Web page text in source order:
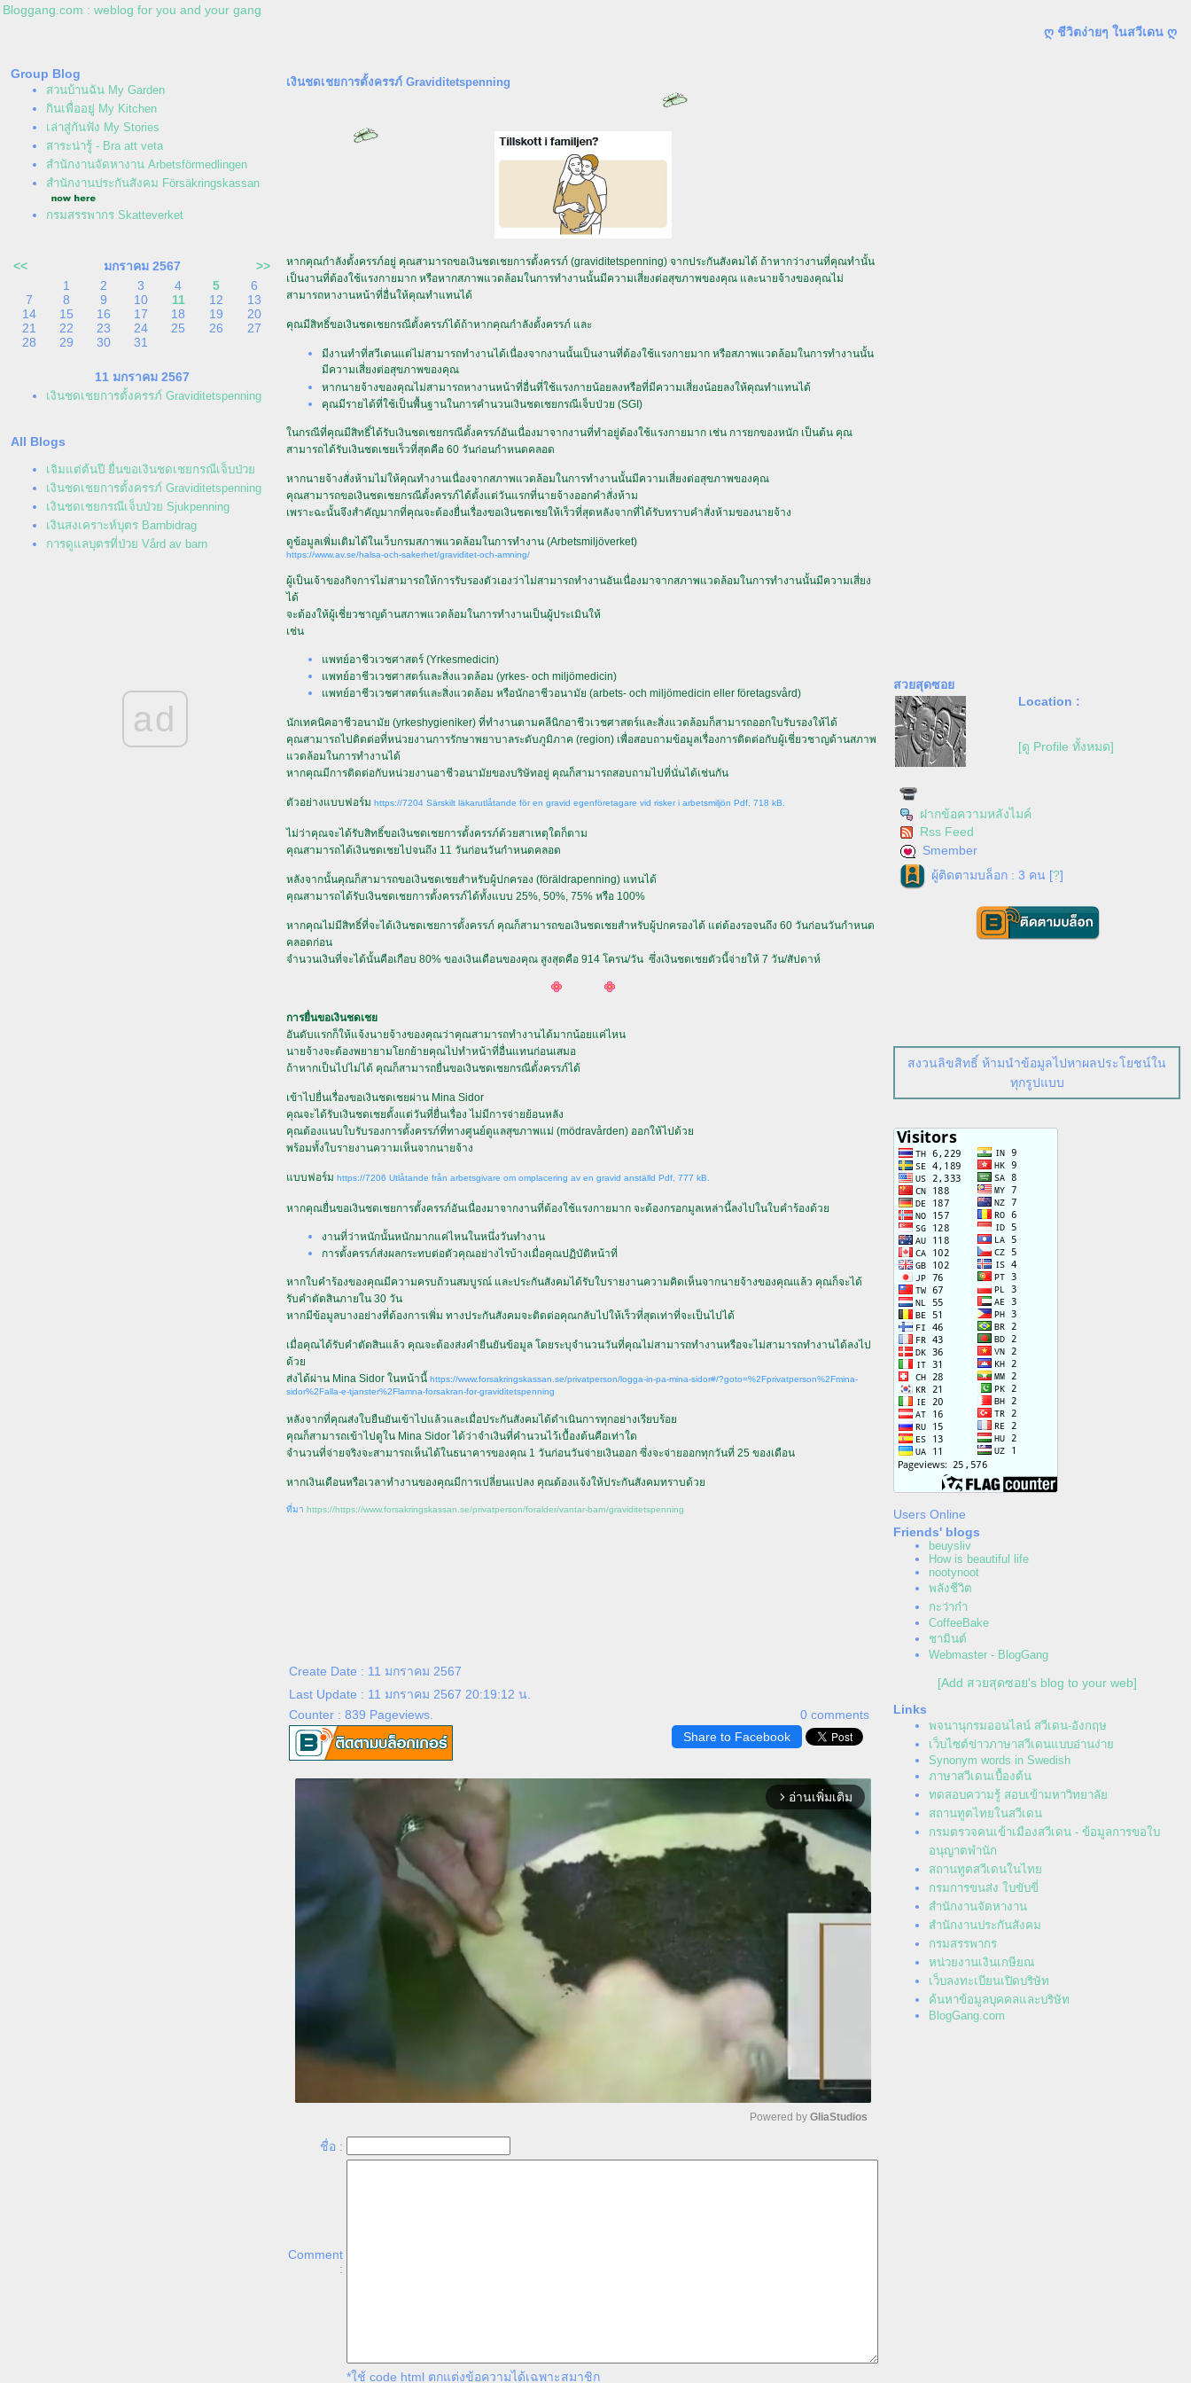
Bloggang.com : weblog for you and your gang
ღ ชีวิตง่ายๆ ในสวีเดน ღ
Group Blog
สวนบ้านฉัน My Garden
กินเพื่ออยู่ My Kitchen
เล่าสู่กันฟัง My Stories
สาระน่ารู้ - Bra att veta
สำนักงานจัดหางาน Arbetsförmedlingen
สำนักงานประกันสังคม Försäkringskassan
กรมสรรพากร Skatteverket
<< มกราคม 2567
>>
1
2 3 4 5
6
7
8 9 10 11 12
13
14
15 16 17 18 19
20
21
22 23 24 25 26
27
28
29 30 31
11 มกราคม 2567
เงินชดเชยการตั้งครรภ์ Graviditetspenning
All Blogs
เจิมแต่ต้นปี ยื่นขอเงินชดเชยกรณีเจ็บป่ว
เงินชดเชยการตั้งครรภ์ Graviditetspenning
เงินชดเชยกรณีเจ็บป่วย Sjukpenning
เงินสงเคราะห์บุตร Barnbidrag
การดูแลบุตรที่ป่วย Vård av barn
ad
เงินชดเชยการตั้งครรภ์ Graviditetspenning
หากคุณกำลังตั้งครรภ์อยู่ คุณสามารถขอเงินชดเชยการตั้งครรภ์ (graviditetspenning) จากประกันสังคมได้ ถ้าหากว่างานที่คุณทำนั้น
เป็นงานที่ต้องใช้แรงกายมาก หรือหากสภาพแวดล้อมในการทำงานนั้นมีความเสี่ยงต่อสุขภาพของคุณ และนายจ้างของคุณไม่
สามารถหางานหน้าที่อื่นให้คุณทำแทนได้
คุณมีสิทธิ์ขอเงินชดเชยกรณีตั้งครรภ์ได้ถ้าหากคุณกำลังตั้งครรภ์ และ
มีงานทำที่สวีเดนแต่ไม่สามารถทำงานได้เนื่องจากงานนั้นเป็นงานที่ต้องใช้แรงกายมาก หรือสภาพแวดล้อมในการทำงานนั้น
มีความเสี่ยงต่อสุขภาพของคุณ
หากนายจ้างของคุณไม่สามารถหางานหน้าที่อื่นที่ใช้แรงกายน้อยลงหรือที่มีความเสี่ยงน้อยลงให้คุณทำแทนได้
คุณมีรายได้ที่ใช้เป็นพื้นฐานในการคำนวนเงินชดเชยกรณีเจ็บป่วย (SGI)
นกรณีที่คุณมีสิทธิ์ได้รับเงินชดเชยกรณีตั้งครรภ์อันเนื่องมาจากงานที่ทำอยู่ต้องใช้แรงกายมาก เช่น การยกของหนัก เป็นต้น คุณ
สามารถได้รับเงินชดเชยเร็วที่สุดคือ 60 วันก่อนกำหนดคลอด
หากนายจ้างสั่งห้ามไม่ให้คุณทำงานเนื่องจากสภาพแวดล้อมในการทำงานนั้นมีความเสี่ยงต่อสุขภาพของคุณ
คุณสามารถขอเงินชดเชยกรณีตั้งครรภ์ได้ตั้งแต่วันแรกที่นายจ้างออกคำสั่งห้าม
เพราะฉะนั้นจึงสำคัญมากที่คุณจะต้องยื่นเรื่องขอเงินชดเชยให้เร็วที่สุดหลังจากที่ได้รับทราบคำสั่งห้ามของนายจ้าง
ดูข้อมูลเพิ่มเติมได้ในเว็บกรมสภาพแวดล้อมในการทำงาน (Arbetsmiljöverket)
https://www.av.se/halsa-och-sakerhet/graviditet-och-amning/
ผู้เป็นเจ้าของกิจการไม่สามารถให้การรับรองตัวเองว่าไม่สามารถทำงานอันเนื่องมาจากสภาพแวดล้อมในการทำงานนั้นมีความเสี่ยง
ได้
จะต้องให้ผู้เชี่ยวชาญด้านสภาพแวดล้อมในการทำงานเป็นผู้ประเมินให้
เช่น
พทย์อาชีวเวชศาสตร์ (Yrkesmedicin)
พทย์อาชีวเวชศาสตร์และสิ่งแวดล้อม (yrkes- och miljömedicin)
พทย์อาชีวเวชศาสตร์และสิ่งแวดล้อม หรือนักอาชีวอนามัย (arbets- och miljömedicin eller företagsvård)
นักเทคนิคอาชีวอนามัย (yrkeshygieniker) ที่ทำงานตามคลีนิกอาชีวเวชศาสตร์และสิ่งแวดล้อมก็สามารถออกใบรับรองให้ได้
คุณสามารถไปติดต่อที่หน่วยงานการรักษาพยาบาลระดับภูมิภาค (region) เพื่อสอบถามข้อมูลเรื่องการติดต่อกับผู้เชี่ยวชาญด้านสภาพ
วดล้อมในการทำงานได้
หากคุณมีการติดต่อกับหน่วยงานอาชีวอนามัยของบริษัทอยู่ คุณก็สามารถสอบถามไปที่นั่นได้เช่นกัน
ตัวอย่างแบบฟอร์ม https://7204 Särskilt läkarutlåtande för en gravid egenföretagare vid risker i arbetsmiljön Pdf, 718 kB.
ไม่ว่าคุณจะได้รับสิทธิ์ขอเงินชดเชยการตั้งครรภ์ด้วยสาเหตุใดก็ตาม
คุณสามารถได้เงินชดเชยไปจนถึง 11 วันก่อนวันกำหนดคลอด
หลังจากนั้นคุณก็สามารถขอเงินชดเชยสำหรับผู้ปกครอง (föräldrapenning) แทนได้
คุณสามารถได้รับเงินชดเชยการตั้งครรภ์ได้ทั้งแบบ 25%, 50%, 75% หรือ 100%
หากคุณไม่มีสิทธิ์ที่จะได้เงินชดเชยการตั้งครรภ์ คุณก็สามารถขอเงินชดเชยสำหรับผู้ปกครองได้ แต่ต้องรอจนถึง 60 วันก่อนวันกำหนด
คลอดก่อน
จำนวนเงินที่จะได้นั้นคือเกือบ 80% ของเงินเดือนของคุณ สูงสุดคือ 914 โครน/วัน ซึ่งเงินชดเชยตัวนี้จ่ายให้ 7 วัน/สัปดาห์
การยื่นขอเงินชดเช
อันดับแรกก็ให้แจ้งนายจ้างของคุณว่าคุณสามารถทำงานได้มากน้อยแค่ไหน
นายจ้างจะต้องพยายามโยกย้ายคุณไปทำหน้าที่อื่นแทนก่อนเสมอ
ถ้าหากเป็นไปไม่ได้ คุณก็สามารถยื่นขอเงินชดเชยกรณีตั้งครรภ์ได้
เข้าไปยื่นเรื่องขอเงินชดเชยผ่าน Mina Sidor
คุณจะได้รับเงินชดเชยตั้งแต่วันที่ยื่นเรื่อง ไม่มีการจ่ายย้อนหลัง
คุณต้องแนบใบรับรองการตั้งครรภ์ที่ทางศูนย์ดูแลสุขภาพแม่ (mödravården) ออกให้ไปด้ว
พร้อมทั้งใบรายงานความเห็นจากนายจ้าง
บบฟอร์ม https://7206 Utlåtande från arbetsgivare om omplacering av en gravid anställd Pdf, 777 kB.
หากคุณยื่นขอเงินชดเชยการตั้งครรภ์อันเนื่องมาจากงานที่ต้องใช้แรงกายมาก จะต้องกรอกมูลเหล่านี้ลงไปในใบคำร้องด้ว
งานที่ว่าหนักนั้นหนักมากแค่ไหนในหนึ่งวันทำงาน
การตั้งครรภ์ส่งผลกระทบต่อตัวคุณอย่างไรบ้างเมื่อคุณปฏิบัติหน้าที่
หากใบคำร้องของคุณมีความครบถ้วนสมบูรณ์ และประกันสังคมได้รับใบรายงานความคิดเห็นจากนายจ้างของคุณแล้ว คุณก็จะได้
รับคำตัดสินภายใน 30 วัน
หากมีข้อมูลบางอย่างที่ต้องการเพิ่ม ทางประกันสังคมจะติดต่อคุณกลับไปให้เร็วที่สุดเท่าที่จะเป็นไปได้
เมื่อคุณได้รับคำตัดสินแล้ว คุณจะต้องส่งคำยืนยันข้อมูล โดยระบุจำนวนวันที่คุณไม่สามารถทำงานหรือจะไม่สามารถทำงานได้ลงไป
ด้ว
ส่งได้ผ่าน Mina Sidor ในหน้านี้ https://www.forsakringskassan.se/privatperson/logga-in-pa-mina-sidor#/?goto=%2Fprivatperson%2Fmina-
sidor%2Falla-e-tjanster%2Flamna-forsakran-for-graviditetspenning
หลังจากที่คุณส่งใบยืนยันเข้าไปแล้วและเมื่อประกันสังคมได้ดำเนินการทุกอย่างเรียบร้อ
คุณก็สามารถเข้าไปดูใน Mina Sidor ได้ว่าจำเงินที่คำนวนไว้เบื้องต้นคือเท่าใด
จำนวนที่จ่ายจริงจะสามารถเห็นได้ในธนาคารของคุณ 1 วันก่อนวันจ่ายเงินออก ซึ่งจะจ่ายออกทุกวันที่ 25 ของเดือน
หากเงินเดือนหรือเวลาทำงานของคุณมีการเปลี่ยนแปลง คุณต้องแจ้งให้ประกันสังคมทราบด้ว
ที่มา https://https://www.forsakringskassan.se/privatperson/foralder/vantar-barn/graviditetspenning
Create Date : 11 มกราคม 2567
0 comments
Last Update : 11 มกราคม 2567 20:19:12 น.
Counter : 839 Pageviews.
Share to Facebook
arrow_forward_ios อ่านเพิ่มเติม
Powered by GliaStudios
ชื่อ :
Comment
:
*ใช้ code html ตกแต่งข้อความได้เฉพาะสมาชิก
สวยสุดซอ
Location :
[ดู Profile ทั้งหมด]
ฝากข้อความหลังไมค์
Rss Feed
Smember
ผู้ติดตามบล็อก : 3 คน [?]
สงวนลิขสิทธิ์ ห้ามนำข้อมูลไปหาผลประโยชน์ใน
ทุกรูปแบบ
Users Online
Friends' blogs
beuysliv
How is beautiful life
nootynoot
พลังชีวิต
กะว่าก๋า
CoffeeBake
ชามินต์
Webmaster - BlogGang
[Add สวยสุดซอย's blog to your web]
Links
พจนานุกรมออนไลน์ สวีเดน-อังกฤษ
เว็บไซต์ข่าวภาษาสวีเดนแบบอ่านง่า
Synonym words in Swedish
ภาษาสวีเดนเบื้องต้น
ทดสอบความรู้ สอบเข้ามหาวิทยาลั
สถานทูตไทยในสวีเดน
กรมตรวจคนเข้าเมืองสวีเดน - ข้อมูลการขอใบ
อนุญาตพำนัก
สถานทูตสวีเดนในไท
กรมการขนส่ง ใบขับขี่
สำนักงานจัดหางาน
สำนักงานประกันสังคม
กรมสรรพากร
หน่วยงานเงินเกษียณ
เว็บลงทะเบียนเปิดบริษัท
ค้นหาข้อมูลบุคคลและบริษัท
BlogGang.com